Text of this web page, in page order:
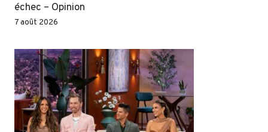
échec – Opinion
7 août 2026